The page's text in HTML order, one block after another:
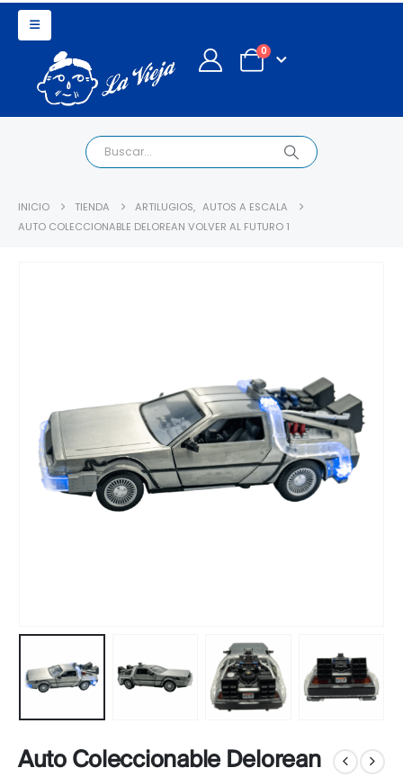
0
INICIO TIENDA ARTILUGIOS, AUTOS A ESCALA
AUTO COLECCIONABLE DELOREAN VOLVER AL FUTURO 1
Auto Coleccionable Delorean